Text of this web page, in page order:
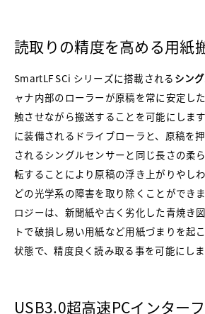
読取りの精度を高める用紙
SmartLF SCi シリーズに搭載される シン
ャナ内部のローラーが原稿を常に安定し
触させながら搬送することを可能にしま
に装備されるドライブローラと、原稿を
されるシングルセンサーと同じ長さの柔
転することにより原稿の浮き上がりやし
どの光学系の障害を取り除くことができ
ロジーは、新聞紙や古く劣化した青焼き
トで破損し易い用紙など用紙づまりを起
状態で、精度良く読み取る事を可能にしま
USB3.0超高速PCインター